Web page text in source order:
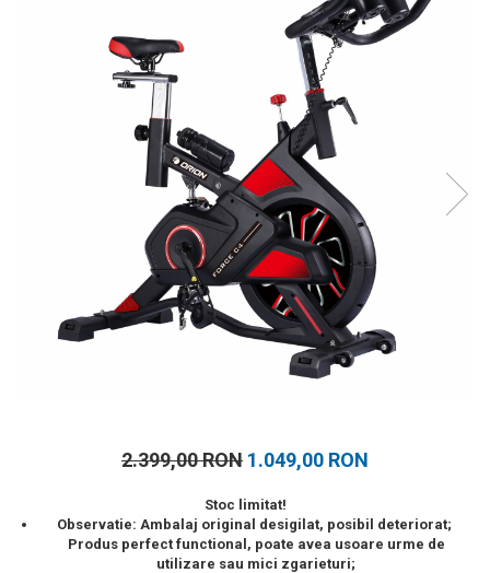
Accesorii inot
Genti si rucsacuri
Tricouri, pantaloni, bluze
Costume profesionale inot
2.399,00 RON 1.049,00 RON
Stoc limitat!
Observatie: Ambalaj original desigilat, posibil deteriorat;
Produs perfect functional, poate avea usoare urme de
utilizare sau mici zgarieturi;